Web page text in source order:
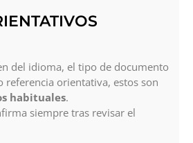
del idioma, el tipo de documento
referencia orientativa, estos son
habituales.
siempre tras revisar el